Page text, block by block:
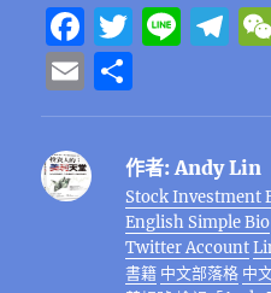
F
a
c
b
T
it
r
Li
e
T
e
r
a
m
E
m
ai
l
享
作者: Andy Lin
Stock Investment
English Simple Bio
Twitter Account
書籍 中文部落格 中